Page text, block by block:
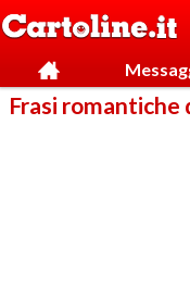
Frasi romantiche